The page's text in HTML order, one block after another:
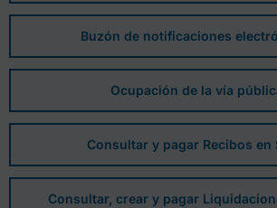
Buzón de notificaciones
Ocupación de la vía
Consultar y pagar Recibos en
Consultar, crear y pagar